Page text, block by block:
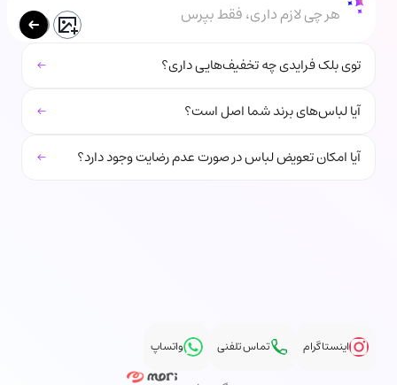
هر چی لازم داری، فقط بپرس
توی بلک فرایدی چه تخفیف‌هایی داری؟ ←
آیا لباس‌های برند شما اصل است؟ ←
آیا امکان تعویض لباس در صورت عدم رضایت وجود دارد؟ ←
اینستاگرام تماس تلفنی واتساپ